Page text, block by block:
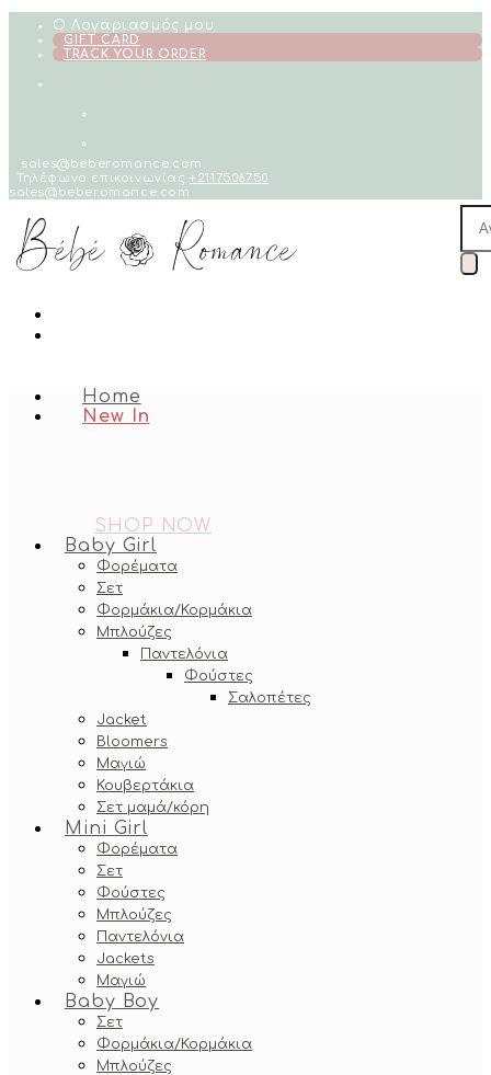
Skip
content
Ο Λογαριασμός μου
GIFT CARD
TRACK YOUR ORDER
sales@beberomance.com
Τηλέφωνο επικοινωνίας+2117506750
sales@beberomance.com
Home
New In
SHOP NOW
Baby Girl
Φορέματα
Σετ
Φορμάκια/Κορμάκια
Μπλούζες
Παντελόνια
Φούστες
Σαλοπέτες
Jacket
Bloomers
Μαγιώ
Κουβερτάκια
Σετ μαμά/κόρη
Mini Girl
Φορέματα
Σετ
Φούστες
Μπλούζες
Παντελόνια
Jackets
Μαγιώ
Baby Boy
Σετ
Φορμάκια/Κορμάκια
Μπλούζες